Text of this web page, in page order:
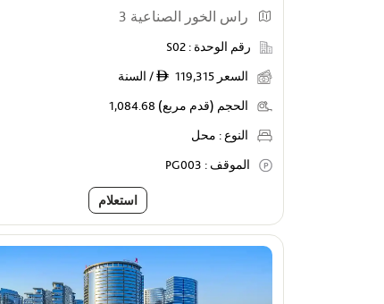
راس الخور الصناعية 3
رقم الوحدة : S02
السعر ê 119,315 / السنة
الحجم (قدم مربع) 1,084.68
النوع : محل
الموقف : PG003
استعلام